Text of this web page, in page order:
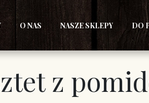
O NAS NASZE SKLEPY DO
z